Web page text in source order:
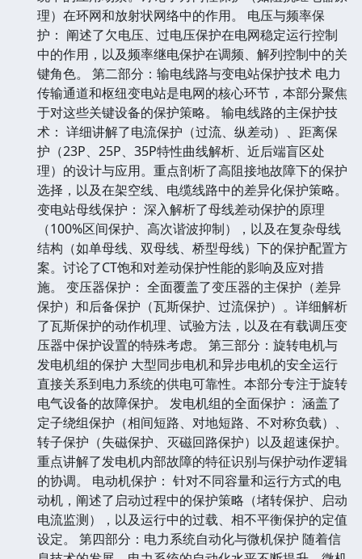
理）在环网和放射状网络中的作用。 电压与频率保
护： 阐述了欠电压、过电压保护在电网稳定运行控制
中的作用，以及频率继电保护在调频、解列控制中的关
键角色。 第二部分：输电线路与变电站保护技术 电力
传输通道和枢纽变电站是电网的核心环节，本部分聚焦
于对这些关键设备的保护策略。 输电线路的主保护技
术： 详细讲解了电流保护（过流、纵差动）、距离保
护（23P、25P、35P特性曲线解析、近后端盲区处
理）的设计与应用。重点剖析了高阻接地故障下的保护
选择，以及在架空线、电缆线路中的差异化保护策略。
变电站母线保护： 深入解析了母线差动保护的原理
（100%区间保护、高次谐波抑制），以及在复杂母线
结构（如单母线、双母线、桥型母线）下的保护配置方
案。讨论了CT饱和对差动保护性能的影响及应对措
施。 变压器保护： 全面覆盖了变压器的主保护（差异
保护）和后备保护（瓦斯保护、过流保护）。详细解析
了瓦斯保护的动作机理、试验方法，以及在有载调压变
压器中保护设置的特殊考虑。 第三部分：旋转电机与
发电机组的保护 大型同步电机和异步电机的安全运行
直接关系到电力系统的供电可靠性。本部分专注于旋转
电气设备的故障保护。 发电机组的全面保护： 涵盖了
定子绕组保护（相间短路、对地短路、不对称负载）、
转子保护（失磁保护、灭磁回路保护）以及超速保护。
重点讲解了发电机内部故障的特征识别与保护动作逻辑
的协调。 电动机保护： 针对不同容量和运行方式的电
动机，阐述了启动过程中的保护策略（堵转保护、启动
电流监测），以及运行中的过载、相不平衡保护的定值
设定。 第四部分：电力系统自动化与微机保护 随着信